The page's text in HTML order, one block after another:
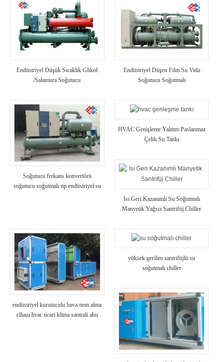
Endüstriyel Düşük Sıcaklık Glikol
/Salamura Soğutucu
Endüstriyel Düşen Film Su Vida
Soğutucu Soğutmalı
Soğutucu frekans konvertörü
soğutucu soğutmalı tip endüstriyel su
HVAC Genişleme Yalıtım Paslanmaz
Çelik Su Tankı
Isı Geri Kazanımlı Su Soğutmalı
Manyetik Yağsız Santrifüj Chiller
endüstriyel kurutuculu hava nem alma
cihazı hvac ticari klima santrali ahu
yüksek gerilim santrifüjlü su
soğutmalı chiller